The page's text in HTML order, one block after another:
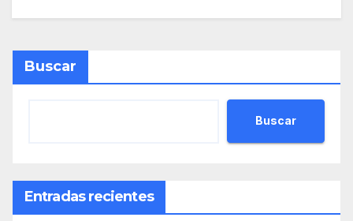
Buscar
Buscar
Entradas recientes